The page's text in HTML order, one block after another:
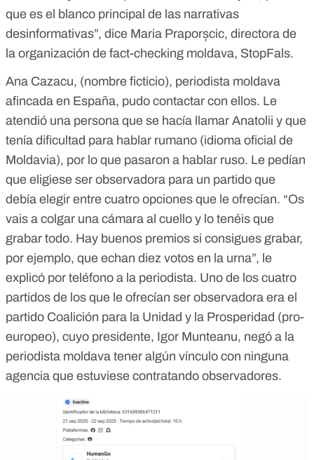
que es el blanco principal de las narrativas
desinformativas”, dice Maria Praporșcic, directora de
la organización de fact-checking moldava, StopFals.
Ana Cazacu, (nombre ficticio), periodista moldava
afincada en España, pudo contactar con ellos. Le
atendió una persona que se hacía llamar Anatolii y que
tenía dificultad para hablar rumano (idioma oficial de
Moldavia), por lo que pasaron a hablar ruso. Le pedían
que eligiese ser observadora para un partido que
debía elegir entre cuatro opciones que le ofrecían. “Os
vais a colgar una cámara al cuello y lo tenéis que
grabar todo. Hay buenos premios si consigues grabar,
por ejemplo, que echan diez votos en la urna”, le
explicó por teléfono a la periodista. Uno de los cuatro
partidos de los que le ofrecían ser observadora era el
partido Coalición para la Unidad y la Prosperidad (pro-
europeo), cuyo presidente, Igor Munteanu, negó a la
periodista moldava tener algún vínculo con ninguna
agencia que estuviese contratando observadores.